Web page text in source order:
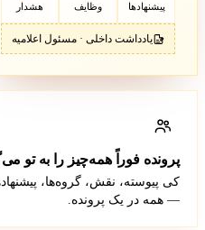
پیشنهادها وظایف هشدار
یادداشت داخلی · مسئول اعلامیه
پرونده فوراً همه‌چیز را به تو
کی پیوسته، نقش، گروه‌ها،
— همه در یک پرونده.